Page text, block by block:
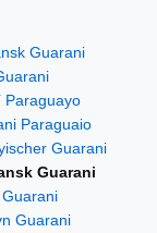
Guarani
Paraguayo
Paraguaio
Guarani
Guarani
Guarani